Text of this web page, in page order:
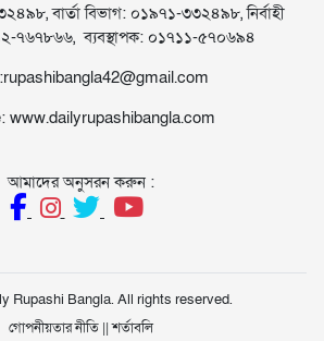
বার্তা বিভাগ: ০১৯৭১-৩৩২৪৯৮, নির্বাহী
৭৬৭৮৬৬, ব্যবস্থাপক: ০১৭১১-৫৭০৬৯৪
www.dailyrupashibangla.com
আমাদের অনুসরন করুন :
Rupashi Bangla. All rights reserved.
গোপনীয়তার নীতি||শর্তাবলি